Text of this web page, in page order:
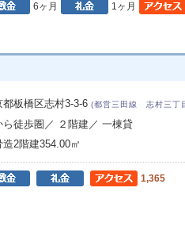
6ヶ月 1ヶ月
都板橋区志村3-3-6 (都営三田線 志村三
ら徒歩圏／ ２階建／ 一棟貸
造2階建354.00㎡
1,365